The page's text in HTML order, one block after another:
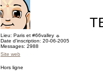
Lieu: Paris et #66valley ☼
Date d'inscription: 20-06-2005
Messages: 2988
Site web
Hors ligne